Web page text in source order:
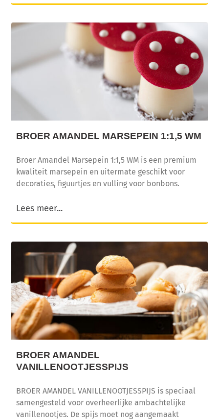
BROER AMANDEL MARSEPEIN 1:1,5 WM
Broer Amandel Marsepein 1:1,5 WM is een premium
kwaliteit marsepein en uitermate geschikt voor
decoraties, figuurtjes en vulling voor bonbons.
Lees meer...
BROER AMANDEL
VANILLENOOTJESSPIJS
BROER AMANDEL VANILLENOOTJESSPIJS is speciaal
samengesteld voor overheerlijke ambachtelijke
vanillenootjes. De spijs moet nog aangemaakt